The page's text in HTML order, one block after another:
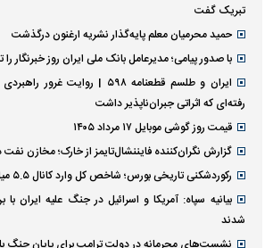
تبریک گفت
حمید محرمیان معلم پایه‌گذار نشریه ارغنون درگذشت
با صدور پیامی؛ مدیرعامل بانک ملی ایران روز خبرنگار
ایران و طلسم قطعنامه ۵۹۸ |
رفته‌ای که اثراتی جبران‌ناپذیر داشت
قیمت روز گوشی موبایل ۱۷ مرداد ۱۴۰۵
گزارش نگران‌کننده فایننشال‌تایمز از خارک؛ مخازن
رکوردشکنی تاریخی بورس؛ شاخص کل وارد کانال ۵.۵ میلیون واحد شد
بیانیه سپاه: آمریکا و اسرائیل در جنگ علیه ایران
شدند
نشست‌های محرمانه در دولت ترامپ برای پایان جنگ با